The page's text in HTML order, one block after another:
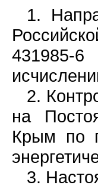
1.
431985-
2.
на
Крым по
3.